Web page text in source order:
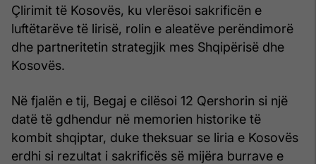
Çlirimit të Kosovës, ku vlerësoi sakrificën e
luftëtarëve të lirisë, rolin e aleatëve perëndimorë
dhe partneritetin strategjik mes Shqipërisë dhe
Kosovës.
Në fjalën e tij, Begaj e cilësoi 12 Qershorin si një
datë të gdhendur në memorien historike të
kombit shqiptar, duke theksuar se liria e Kosovës
erdhi si rezultat i sakrificës së mijëra burrave e